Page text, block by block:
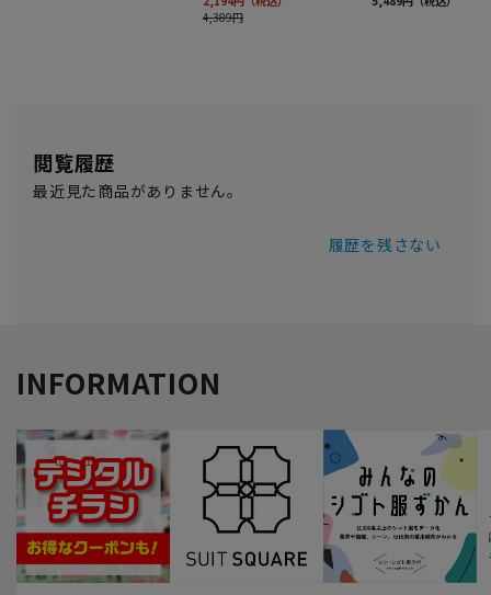
閲覧履歴
最近見た商品がありません。
履歴を残さない
INFORMATION